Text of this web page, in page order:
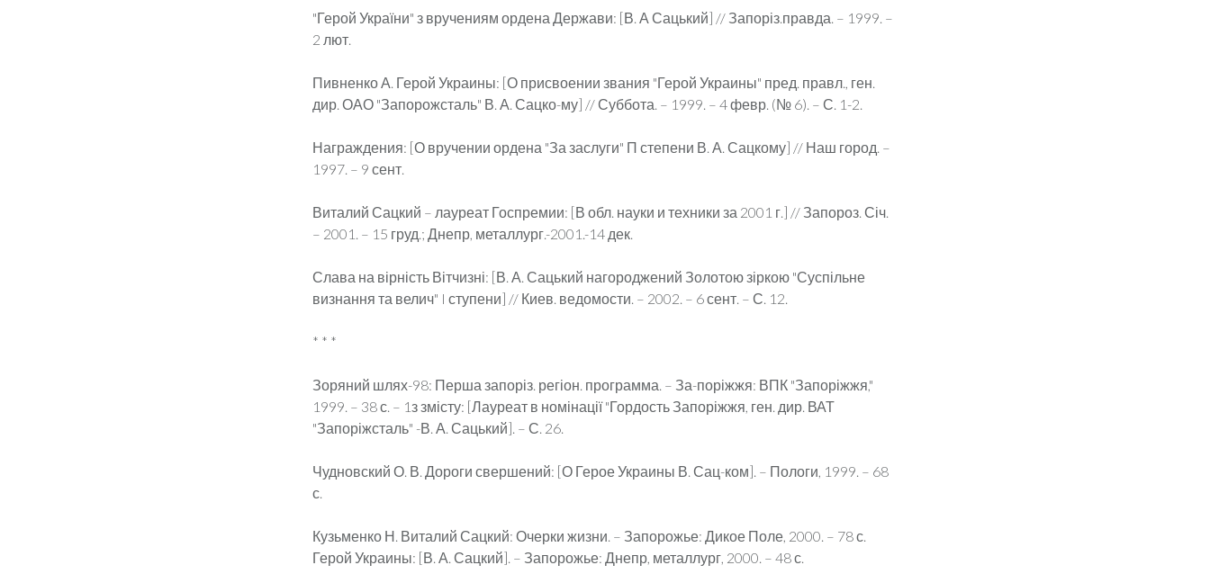
"Герой України" з вручениям ордена Держави: [В. А Сацький] // Запоріз.правда. – 1999. –
2 лют.
Пивненко А. Герой Украины: [О присвоении звания "Герой Украины" пред. правл., ген.
дир. ОАО "Запорожсталь" В. А. Сацко-му] // Суббота. – 1999. – 4 февр. (№ 6). – С. 1-2.
Награждения: [О вручении ордена "За заслуги" П степени В. А. Сацкому] // Наш город. –
1997. – 9 сент.
Виталий Сацкий – лауреат Госпремии: [В обл. науки и техники за 2001 г.] // Запороз. Січ.
– 2001. – 15 груд.; Днепр, металлург.-2001.-14 дек.
Слава на вірність Вітчизні: [В. А. Сацький нагороджений Золотою зіркою "Суспільне
визнання та велич" I ступени] // Киев. ведомости. – 2002. – 6 сент. – С. 12.
* * *
Зоряний шлях-98: Перша запоріз. регіон. программа. – За-поріжжя: ВПК "Запоріжжя,"
1999. – 38 с. – 1з змісту: [Лауреат в номінації "Гордость Запоріжжя, ген. дир. ВАТ
"Запоріжсталь" -В. А. Сацький]. – С. 26.
Чудновский О. В. Дороги свершений: [О Герое Украины В. Сац-ком]. – Пологи, 1999. – 68
с.
Кузьменко Н. Виталий Сацкий: Очерки жизни. – Запорожье: Дикое Поле, 2000. – 78 с.
Герой Украины: [В. А. Сацкий]. – Запорожье: Днепр, металлург, 2000. – 48 с.